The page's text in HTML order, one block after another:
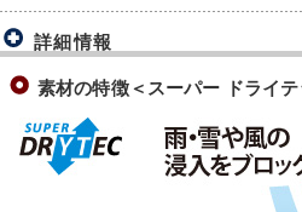
詳細情報
素材の特徴＜スーパー ドライテ